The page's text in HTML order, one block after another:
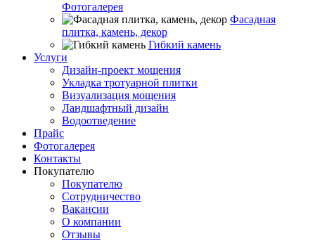
Фотогалерея
Фасадная
плитка, камень, декор
Гибкий камень
Услуги
Дизайн-проект мощения
Укладка тротуарной плитки
Визуализация мощения
Ландшафтный дизайн
Водоотведение
Прайс
Фотогалерея
Контакты
Покупателю
Покупателю
Сотрудничество
Вакансии
О компании
Отзывы